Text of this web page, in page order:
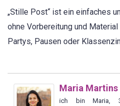
„Stille Post“ ist ein einfaches
ohne Vorbereitung und
Partys, Pausen oder
Maria Martins
ich bin Maria,